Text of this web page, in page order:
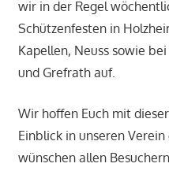
wir in der Regel
Schützenfesten in
Kapellen, Neuss sowie
und Grefrath auf.
Wir hoffen Euch mit
Einblick in unseren
wünschen allen